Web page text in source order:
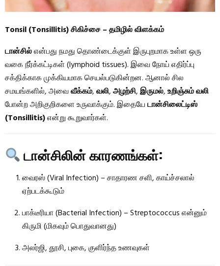
Tonsil (Tonsillitis) சிகிச்சை – தமிழில் விளக்கம்
டான்சில்என்பது நமது தொண்டைக்குள் இருபுறமாக உள்ள ஒரு
வகை நீர்க்கட்டிகள் (lymphoid tissues). இவை நோய் எதிர்ப்பு
சக்திக்காக முக்கியமாக செயல்படுகின்றன. ஆனால் சில
சமயங்களில், அவைவீக்கம்,வலி,அழற்சி,இருமல்,உறிஞ்சும் வலி
போன்ற அறிகுறிகளை உருவாக்கும். இதையேடான்சிலைட்டிஸ்
(Tonsillitis)என்று கூறுவார்கள்.
டான்சிலின் காரணங்கள்:
வைரஸ் (Viral Infection) – சாதாரண சளி, காய்ச்சலால்
ஏற்படக்கூடும்
பாக்டீரியா (Bacterial Infection) – Streptococcus என்னும்
கிருமி (மிகவும் பொதுவானது)
அலர்ஜி, தூசி, புகை, குளிர்ந்த உணவுகள்